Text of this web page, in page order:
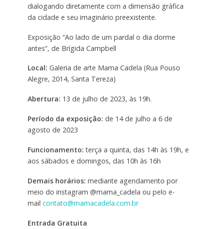
dialogando diretamente com a dimensão gráfica
da cidade e seu imaginário preexistente.
Exposição “Ao lado de um pardal o dia dorme
antes”, de Brígida Campbell
Local: Galeria de arte Mama Cadela (Rua Pouso
Alegre, 2014, Santa Tereza)
Abertura: 13 de julho de 2023, às 19h.
Período da exposição: de 14 de julho a 6 de
agosto de 2023
Funcionamento: terça a quinta, das 14h às 19h, e
aos sábados e domingos, das 10h às 16h
Demais horários: mediante agendamento por
meio do instagram @mama_cadela ou pelo e-
mail contato@mamacadela.com.br
Entrada Gratuita